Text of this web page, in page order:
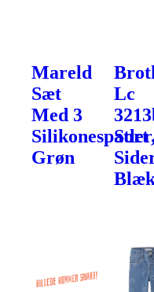
Mareld
Sæt
Med 3
Grøn
Lc
Sort